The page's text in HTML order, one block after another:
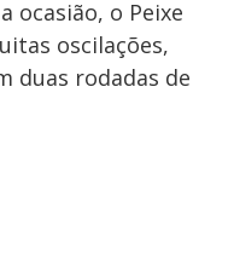
ocasião, o Peixe
oscilações,
duas rodadas de